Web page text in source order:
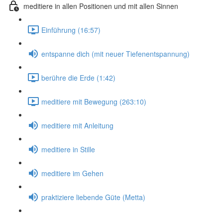
meditiere in allen Positionen und mit allen Sinnen
Einführung (16:57)
entspanne dich (mit neuer Tiefenentspannung)
berühre die Erde (1:42)
meditiere mit Bewegung (263:10)
meditiere mit Anleitung
meditiere in Stille
meditiere im Gehen
praktiziere liebende Güte (Metta)